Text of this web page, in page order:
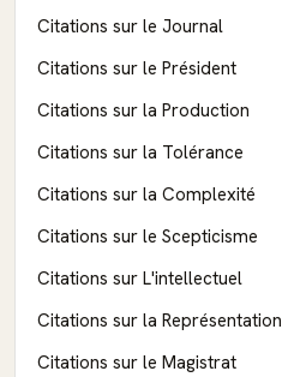
Citations sur le Journal
Citations sur le Président
Citations sur la Production
Citations sur la Tolérance
Citations sur la Complexité
Citations sur le Scepticisme
Citations sur L'intellectuel
Citations sur la Représentation
Citations sur le Magistrat